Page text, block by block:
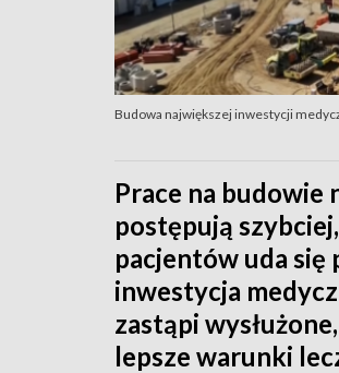
Budowa największej inwestycji
Prace na budowie
postępują
pacjentów uda się
inwestycja
zastąpi
lepsze warunki